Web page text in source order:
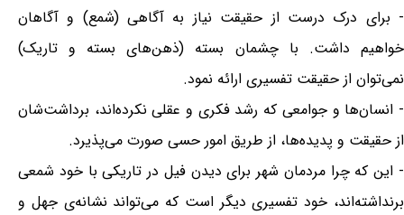
- برای درک درست از حقیقت نیاز به آگاهی (شمع) و آگاهان
خواهیم داشت. با چشمان بسته (ذهن‌های بسته و تاریک)
نمی‌توان از حقیقت تفسیری ارائه نمود.
- انسان‌ها و جوامعی که رشد فکری و عقلی نکرده‌اند، برداشت‌شان
از حقیقت و پدیده‌ها، از طریق امور حسی صورت می‌پذیرد.
- این که چرا مردمان شهر برای دیدن فیل در تاریکی با خود شمعی
برنداشته‌اند، خود تفسیری دیگر است که می‌تواند نشانه‌ی جهل و